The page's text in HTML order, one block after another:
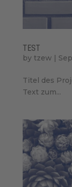
TEST
by tzew |
Titel des
Text zum...